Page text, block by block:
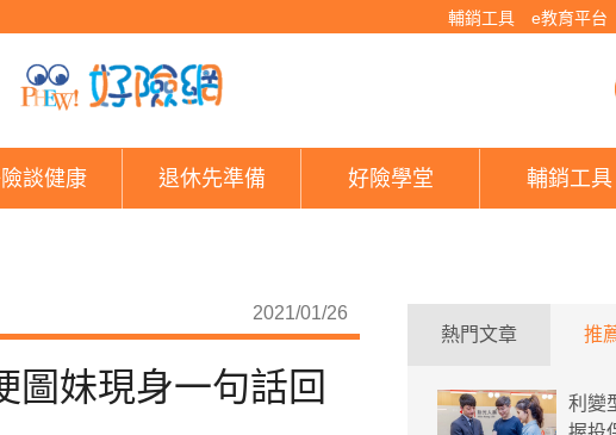
輔銷工具 e教育平台
搶防疫保單「想賺10萬」被酸爆 梗圖妹現身一
談健康 退休先準備 好險學堂 輔銷工具
2021/01/26
妹現身一句話回
熱門文章 推
利變